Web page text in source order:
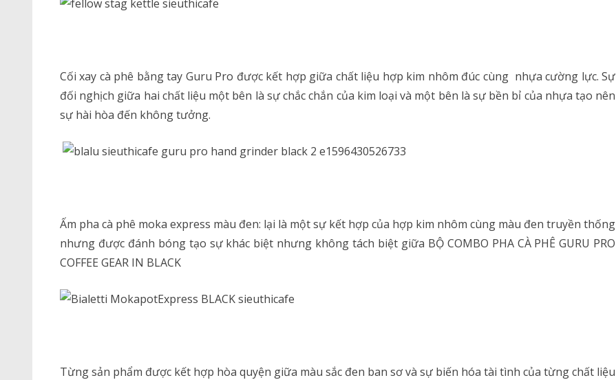
Cối xay cà phê bằng tay Guru Pro được kết hợp giữa chất liệu hợp kim nhôm đúc cùng nhựa cường lực. Sự
đối nghịch giữa hai chất liệu một bên là sự chắc chắn của kim loại và một bên là sự bền bỉ của nhựa tạo nên
sự hài hòa đến không tưởng.
Ấm pha cà phê moka express màu đen: lại là một sự kết hợp của hợp kim nhôm cùng màu đen truyền thống
nhưng được đánh bóng tạo sự khác biệt nhưng không tách biệt giữa BỘ COMBO PHA CÀ PHÊ GURU PRO
COFFEE GEAR IN BLACK
Từng sản phẩm được kết hợp hòa quyện giữa màu sắc đen ban sơ và sự biến hóa tài tình của từng chất liệu